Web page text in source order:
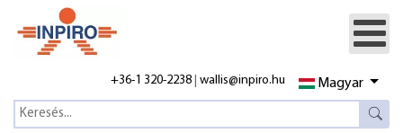
+36-1 320-2238 |wallis@inpiro.hu Magyar